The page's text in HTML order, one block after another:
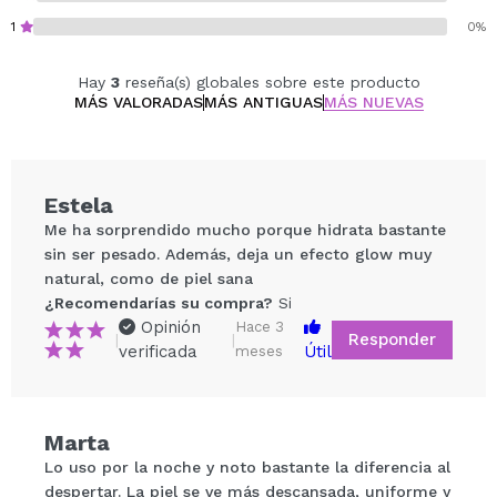
la elasticidad, hidrata y exfolia suavemente para
Contiene 50 g.
1 0%
Hay 3reseña(s) globales sobre este producto
MÁS VALORADASMÁS ANTIGUASMÁS NUEVAS
Tu vídeo podría ser el primero. Imagínatelo...
Estela
Me ha sorprendido mucho porque hidrata bastante
sin ser pesado. Además, deja un efecto glow muy
natural, como de piel sana
¿Recomendarías su compra? Si
|
Opinión
verificada
|
Hace 3
meses
Útil
Responder
Marta
Lo uso por la noche y noto bastante la diferencia al
despertar. La piel se ve más descansada, uniforme y